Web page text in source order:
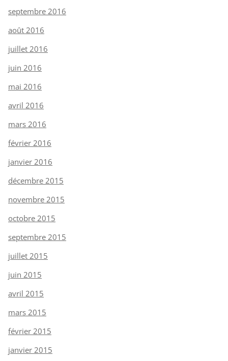
septembre 2016
août 2016
juillet 2016
juin 2016
mai 2016
avril 2016
mars 2016
février 2016
janvier 2016
décembre 2015
novembre 2015
octobre 2015
septembre 2015
juillet 2015
juin 2015
avril 2015
mars 2015
février 2015
janvier 2015